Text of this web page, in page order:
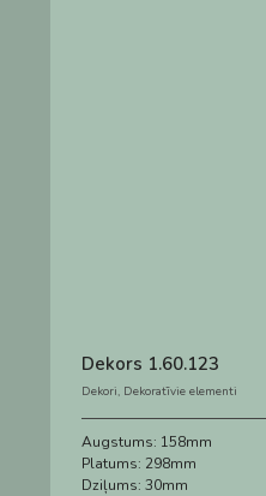
Dekors 1.60.123
Dekori, Dekoratīvie elementi
Augstums: 158mm
Platums: 298mm
Dziļums: 30mm